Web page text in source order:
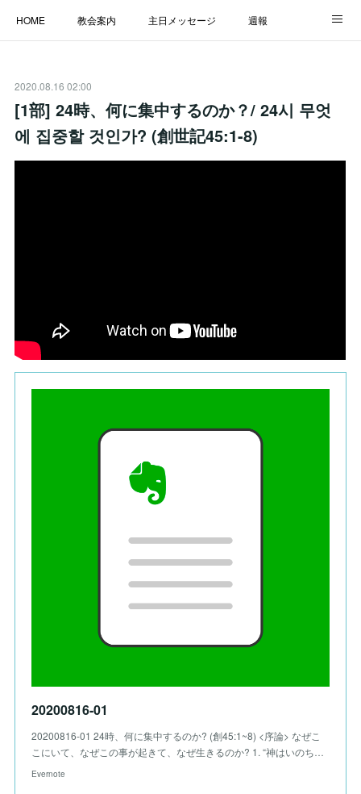
HOME 教会案内 主日メッセージ 週報
LINK
2020.08.16 02:00
[1部] 24時、何に集中するのか？/ 24시 무엇
에 집중할 것인가? (創世記45:1-8)
20200816-01
20200816-01 24時、何に集中するのか? (創45:1~8) <序論> なぜこ
こにいて、なぜこの事が起きて、なぜ生きるのか? 1. “神はいのち…
Evernote